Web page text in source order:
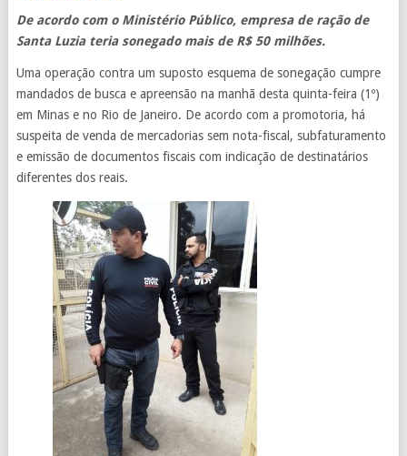
De acordo com o Ministério Público, empresa de ração de
Santa Luzia teria sonegado mais de R$ 50 milhões.
Uma operação contra um suposto esquema de sonegação cumpre
mandados de busca e apreensão na manhã desta quinta-feira (1º)
em Minas e no Rio de Janeiro. De acordo com a promotoria, há
suspeita de venda de mercadorias sem nota-fiscal, subfaturamento
e emissão de documentos fiscais com indicação de destinatários
diferentes dos reais.